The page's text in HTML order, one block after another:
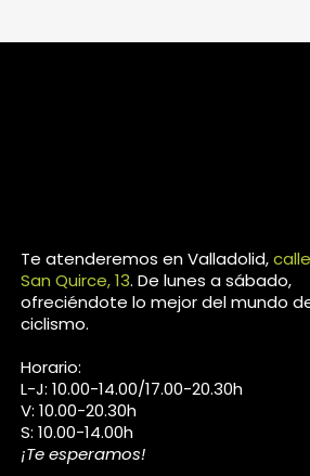
Te atenderemos en Valladolid,calle
San Quirce, 13. De lunes a sábado,
ofreciéndote lo mejor del mundo
ciclismo.
Horario:
L-J: 10.00-14.00/17.00-20.30h
V: 10.00-20.30h
S: 10.00-14.00h
¡Te esperamos!